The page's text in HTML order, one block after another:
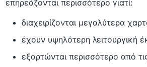
επηρεάζονται περισσότερο γιατί:
διαχειρίζονται μεγαλύτερα
έχουν υψηλότερη λειτουργική
εξαρτώνται περισσότερο από